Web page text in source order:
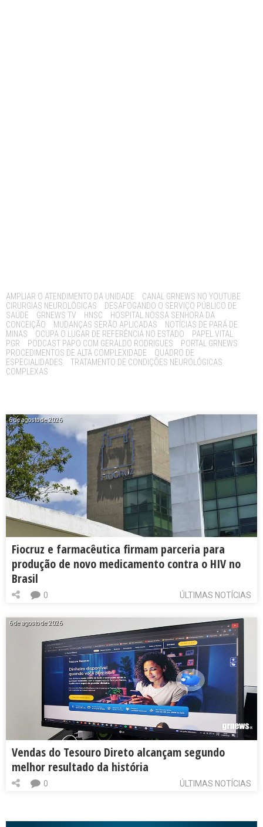
Tags:
AMPLIAR O ATENDIMENTO DA UNIDADE
CANAL GRNEWS NO YOUTUBE
CIRURGIAS NEUROLÓGICAS
DESAFOGANDO O SERVIÇO PÚBLICO DE
SAÚDE
GRNEWS TV HNSC
HOSPITAL NOSSA SENHORA DA
CONCEIÇÃO
MUDANÇAS SERÃO APLICADAS
NOTÍCIAS DE PARÁ DE
MINAS
OCUPA O LUGAR DE REFERÊNCIA NO ESTADO
PAPEL VITAL
PGR
PODCAST PAPO COM GERALDO RODRIGUES
PORTAL GRNEWS
PROCEDIMENTOS DE ALTA COMPLEXIDADE
QUADRO DE
ESPECIALIDADES
TRATAMENTO DE CONDIÇÕES NEUROLÓGICAS
COMPLEXAS
6 de agosto de 2026
Fiocruz e farmacêutica firmam parceria para
produção de novo medicamento contra o HIV no
Brasil
ÚLTIMAS NOTÍCIAS
0
6 de agosto de 2026
Vendas do Tesouro Direto alcançam segundo
melhor resultado da história
ÚLTIMAS NOTÍCIAS
0